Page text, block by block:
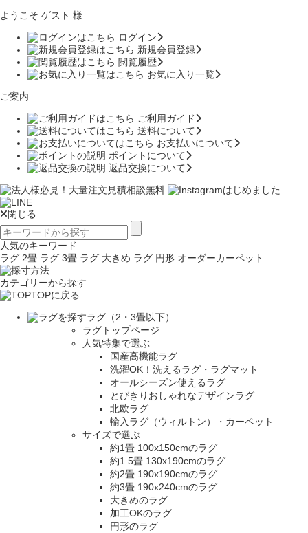
ようこそ ゲスト 様
ログイン
新規会員登録
閲覧履歴
お気に入り一覧
ご案内
ご利用ガイド
送料について
お支払いについて
ポイントについて
返品交換について
閉じる
人気のキーワード
ラグ 2畳 ラグ 3畳 ラグ 大きめ ラグ 円形 オーダーカーペット
カテゴリーから探す
TOPに戻る
ラグ（2・3畳以下）
ラグトップページ
人気特集で選ぶ
国産高機能ラグ
洗濯OK！洗えるラグ・ラグマット
オールシーズン使えるラグ
とびきりおしゃれなデザインラグ
北欧ラグ
輸入ラグ（ウィルトン）・カーペット
サイズで選ぶ
約1畳 100x150cmのラグ
約1.5畳 130x190cmのラグ
約2畳 190x190cmのラグ
約3畳 190x240cmのラグ
大きめのラグ
加工OKのラグ
円形のラグ